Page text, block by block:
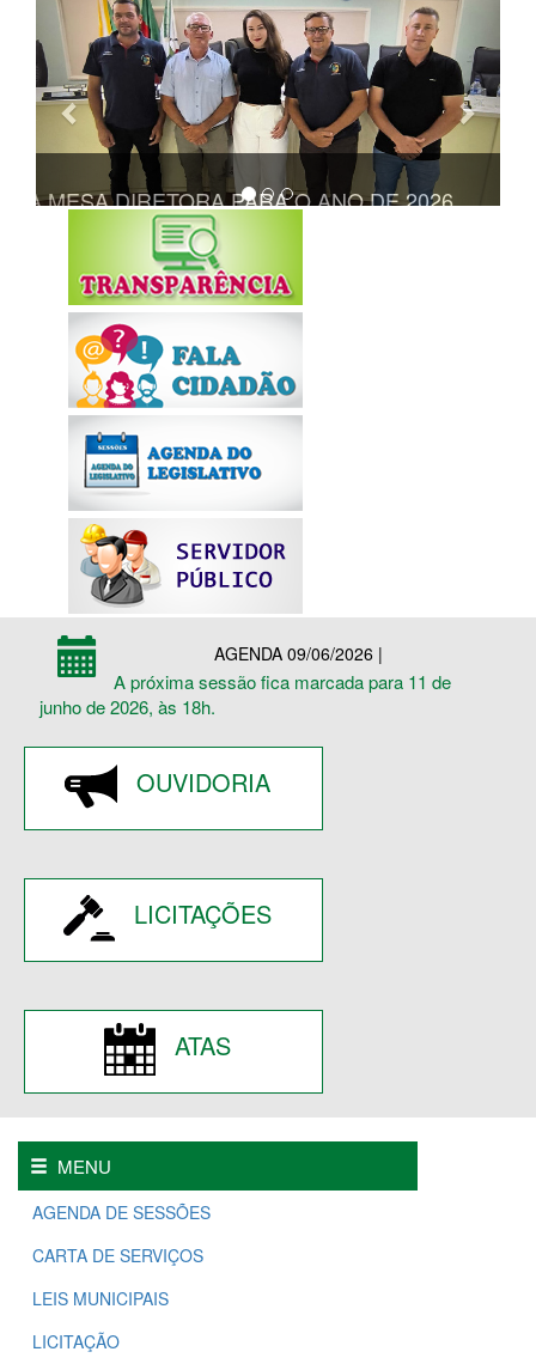
A MESA DIRETORA PARA O ANO DE 2026
Anterior
AGENDA 09/06/2026 |
A próxima sessão fica marcada para 11 de
junho de 2026, às 18h.
OUVIDORIA
LICITAÇÕES
ATAS
MENU
AGENDA DE SESSÕES
CARTA DE SERVIÇOS
LEIS MUNICIPAIS
LICITAÇÃO